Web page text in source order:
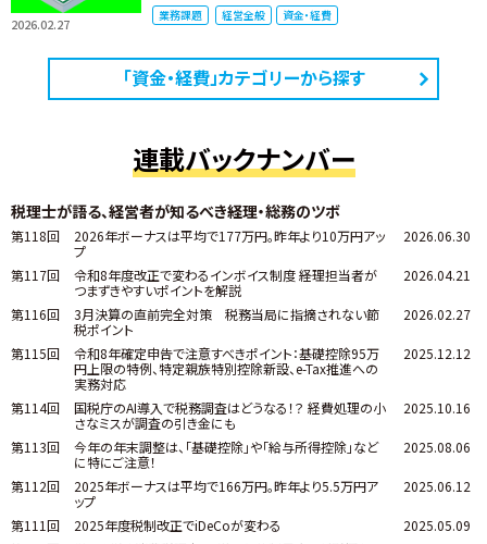
2026.02.27
業務課題 経営全般 資金・経費
「資金・経費」カテゴリーから探す
連載バックナンバー
税理士が語る、経営者が知るべき経理・総務のツボ
第118回
2026年ボーナスは平均で177万円。昨年より10万円アッ
プ
2026.06.30
第117回
令和8年度改正で変わるインボイス制度 ――経理担当者が
つまずきやすいポイントを解説
2026.04.21
第116回
3月決算の直前完全対策 税務当局に指摘されない節
税ポイント
2026.02.27
第115回
令和8年確定申告で注意すべきポイント：基礎控除95万
円上限の特例、特定親族特別控除新設、e-Tax推進への
実務対応
2025.12.12
第114回
国税庁のAI導入で税務調査はどうなる！？ 経費処理の小
さなミスが調査の引き金にも
2025.10.16
第113回
今年の年末調整は、「基礎控除」や「給与所得控除」など
に特にご注意！
2025.08.06
第112回
2025年ボーナスは平均で166万円。昨年より5.5万円ア
ップ
2025.06.12
第111回 2025年度税制改正でiDeCoが変わる
2025.05.09